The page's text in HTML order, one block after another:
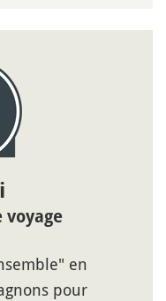
voyage
en
pour